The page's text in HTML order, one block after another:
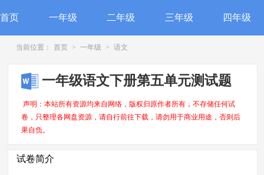
首页 一年级 二年级 三年级 四年级
当前位置： 首页 > 一年级 > 语文
一年级语文下册第五单元测试题
声明：本站所有资源均来自网络，版权归原作者所有，不存储任何试
卷，只整理各网盘资源，请自行前往下载，请勿用于商业用途，否则后
果自负。
试卷简介